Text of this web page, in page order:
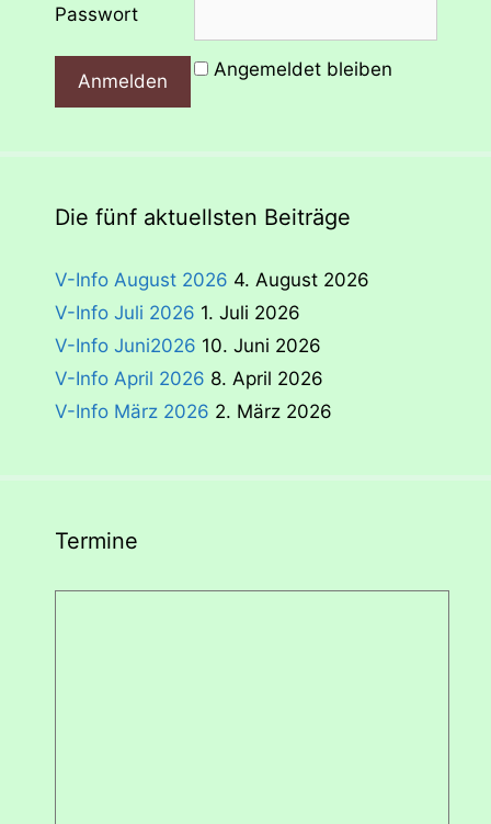
Passwort
Angemeldet bleiben
Die fünf aktuellsten Beiträge
V-Info August 2026 4. August 2026
V-Info Juli 2026 1. Juli 2026
V-Info Juni2026 10. Juni 2026
V-Info April 2026 8. April 2026
V-Info März 2026 2. März 2026
Termine